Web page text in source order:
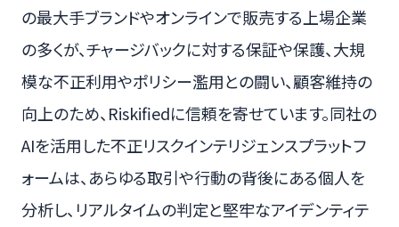
の最大手ブランドやオンラインで販売する上場企業
の多くが、チャージバックに対する保証や保護、大規
模な不正利用やポリシー濫用との闘い、顧客維持の
向上のため、Riskifiedに信頼を寄せています。同社の
AIを活用した不正リスクインテリジェンスプラットフ
ォームは、あらゆる取引や行動の背後にある個人を
分析し、リアルタイムの判定と堅牢なアイデンティテ